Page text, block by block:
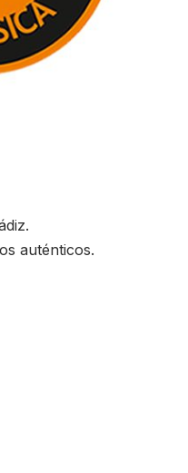
auténticos.